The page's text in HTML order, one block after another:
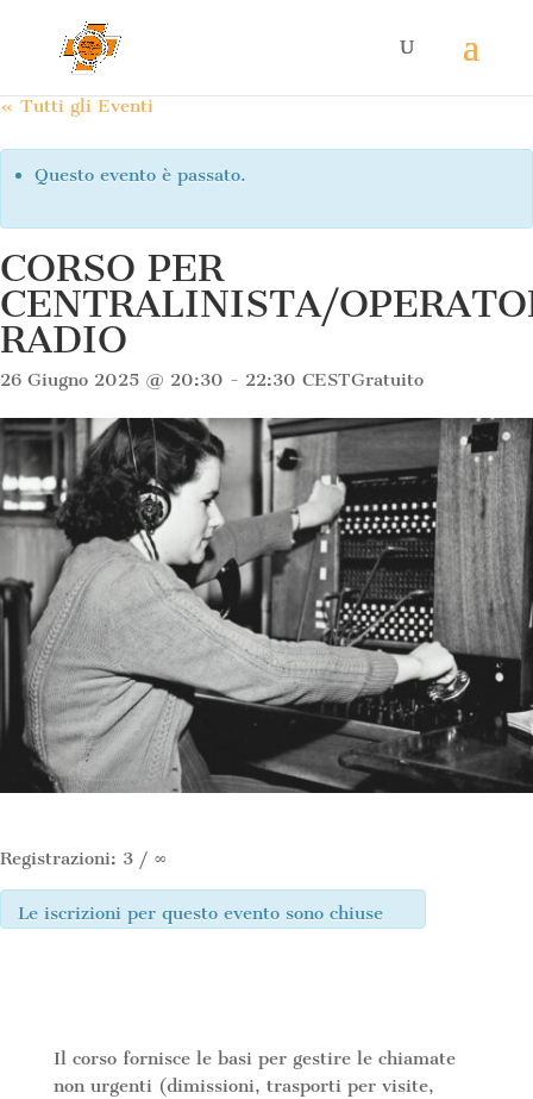
« Tutti gli Eventi
Questo evento è passato.
CORSO PER
CENTRALINISTA/
RADIO
26 Giugno 2025 @ 20:30 - 22:30 CESTGratuito
Registrazioni: 3 / ∞
Le iscrizioni per questo evento sono chiuse
Il corso fornisce le basi per gestire le chiamate
non urgenti (dimissioni, trasporti per visite,